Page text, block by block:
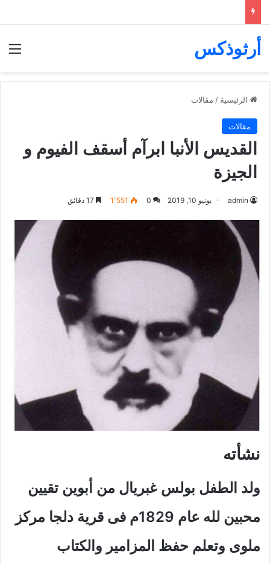
أرثوذكس
الرئيسية / مقالات
مقالات
القديس الأنبا ابرآم أسقف الفيوم و
الجيزة
admin يونيو 10, 2019 0 1٬551
نشأته
ولد الطفل بولس غبريال من أبوين تقيين
محبين لله عام 1829م فى قرية دلجا مركز
ملوى وتعلم حفظ المزامير والكتاب